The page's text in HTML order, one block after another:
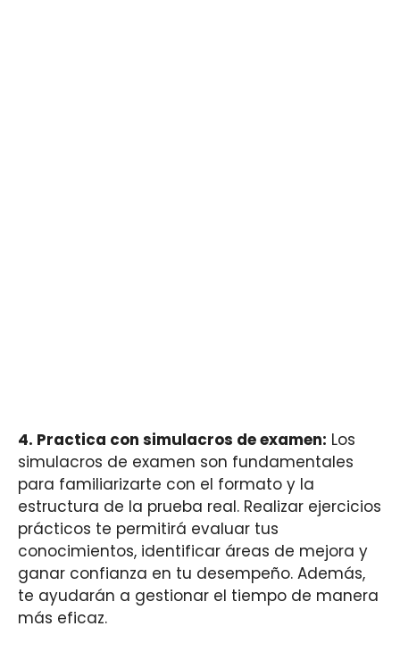
4. Practica con simulacros de examen: Los
simulacros de examen son fundamentales
para familiarizarte con el formato y la
estructura de la prueba real. Realizar ejercicios
prácticos te permitirá evaluar tus
conocimientos, identificar áreas de mejora y
ganar confianza en tu desempeño. Además,
te ayudarán a gestionar el tiempo de manera
más eficaz.